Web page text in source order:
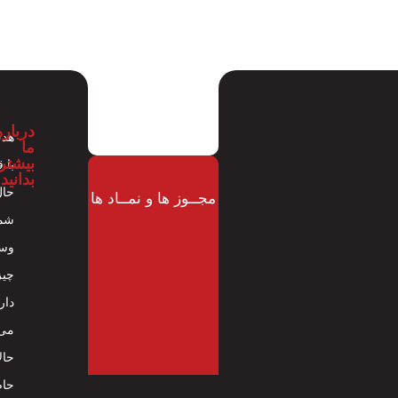
مجــوز ها و نمــاد ها
ما
بدانید